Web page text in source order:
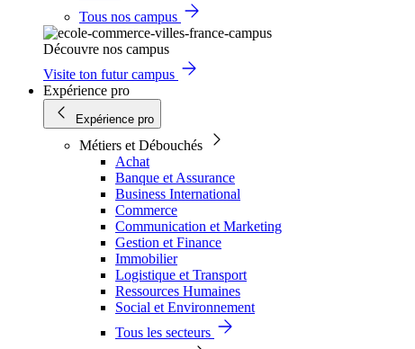
Tous nos campus
Découvre nos campus
Visite ton futur campus
Expérience pro
Expérience pro
Métiers et Débouchés
Achat
Banque et Assurance
Business International
Commerce
Communication et Marketing
Gestion et Finance
Immobilier
Logistique et Transport
Ressources Humaines
Social et Environnement
Tous les secteurs